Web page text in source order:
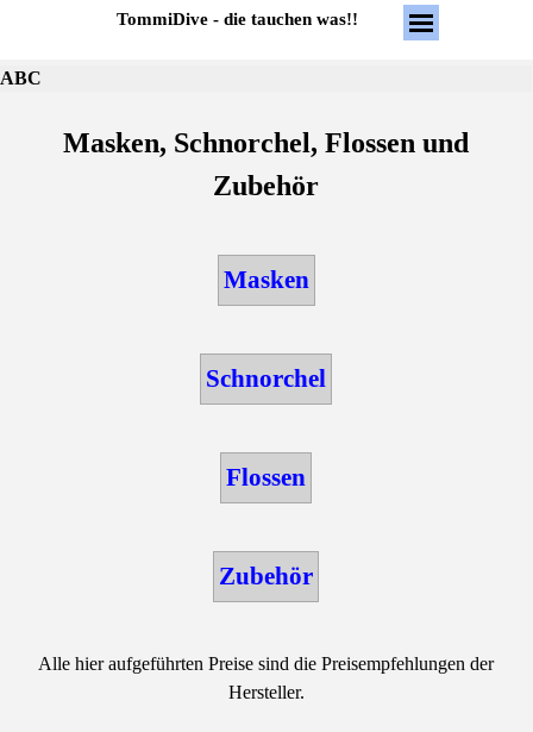
Direkt zum SeiteninhaltTommiDive - die tauchen was!! Menü
ABC
Masken, Schnorchel, Flossen und
Zubehör
Masken
Schnorchel
Flossen
Zubehör
Alle hier aufgeführten Preise sind die Preisempfehlungen der
Hersteller.